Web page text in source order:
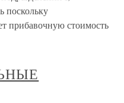
поскольку
прибавочную стоимость